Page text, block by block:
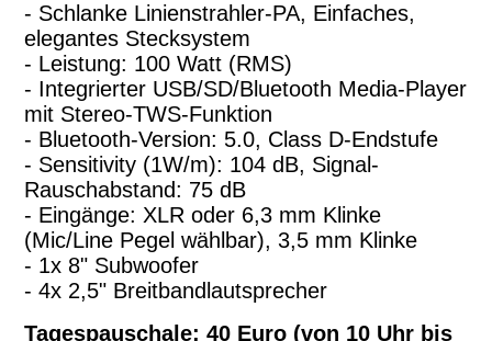
- Schlanke Linienstrahler-PA, Einfaches,
elegantes Stecksystem
- Leistung: 100 Watt (RMS)
- Integrierter USB/SD/Bluetooth Media-Player
mit Stereo-TWS-Funktion
- Bluetooth-Version: 5.0, Class D-Endstufe
- Sensitivity (1W/m): 104 dB, Signal-
Rauschabstand: 75 dB
- Eingänge: XLR oder 6,3 mm Klinke
(Mic/Line Pegel wählbar), 3,5 mm Klinke
- 1x 8" Subwoofer
- 4x 2,5" Breitbandlautsprecher
Tagespauschale: 40 Euro (von 10 Uhr bis